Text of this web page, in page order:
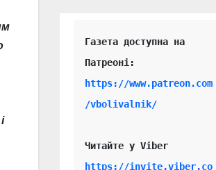
Газета доступна на
https://www.patreon.com
/vbolivalnik/
Читайте у Viber
https://invite.viber.co